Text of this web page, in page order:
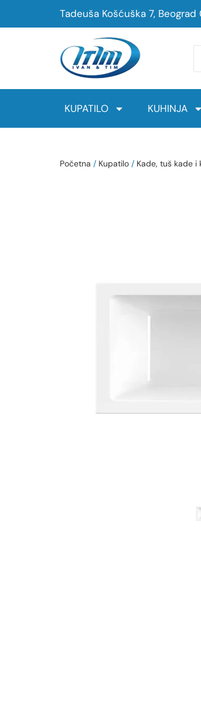
Tadeuša Košćuška 7, Beograd
KUPATILO KUHINJA
Početna / Kupatilo / Kade, tuš kade i